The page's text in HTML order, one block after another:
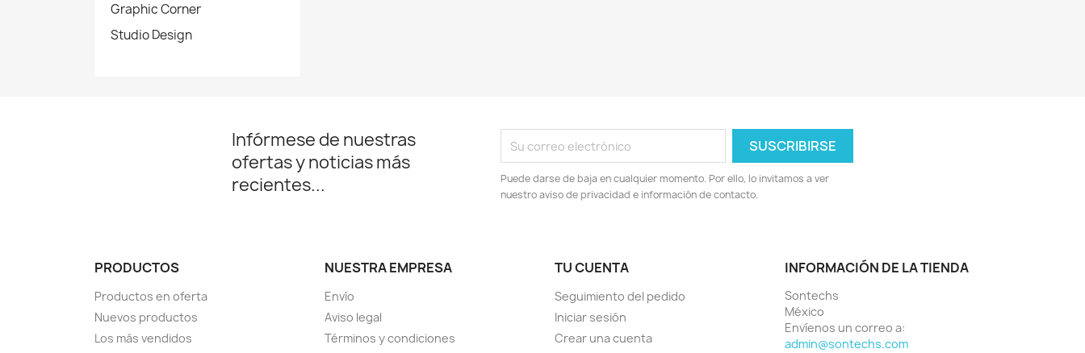
Graphic Corner
Studio Design
Infórmese de nuestras
ofertas y noticias más
recientes...
Puede darse de baja en cualquier momento. Por ello, lo invitamos a ver
nuestro aviso de privacidad e información de contacto.
PRODUCTOS
Productos en oferta
Nuevos productos
Los más vendidos
NUESTRA EMPRESA
Envío
Aviso legal
Términos y condiciones
TU CUENTA
Seguimiento del pedido
Iniciar sesión
Crear una cuenta
INFORMACIÓN DE LA TIENDA
Sontechs
México
Envíenos un correo a:
admin@sontechs.com